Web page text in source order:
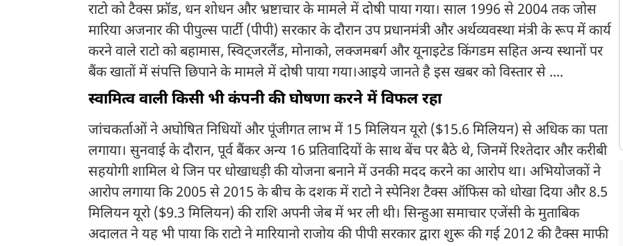
राटो को टैक्स फ्रॉड, धन शोधन और भ्रष्टाचार के मामले में दोषी पाया गया। साल 1996 से 2004 तक जोस
मारिया अजनार की पीपुल्स पार्टी (पीपी) सरकार के दौरान उप प्रधानमंत्री और अर्थव्यवस्था मंत्री के रूप में कार्य
करने वाले राटो को बहामास, स्विट्जरलैंड, मोनाको, लक्जमबर्ग और यूनाइटेड किंगडम सहित अन्य स्थानों पर
बैंक खातों में संपत्ति छिपाने के मामले में दोषी पाया गया।आइये जानते है इस खबर को विस्तार से ....
स्वामित्व वाली किसी भी कंपनी की घोषणा करने में विफल रहा
जांचकर्ताओं ने अघोषित निधियों और पूंजीगत लाभ में 15 मिलियन यूरो ($15.6 मिलियन) से अधिक का पता
लगाया। सुनवाई के दौरान, पूर्व बैंकर अन्य 16 प्रतिवादियों के साथ बेंच पर बैठे थे, जिनमें रिश्तेदार और करीबी
सहयोगी शामिल थे जिन पर धोखाधड़ी की योजना बनाने में उनकी मदद करने का आरोप था। अभियोजकों ने
आरोप लगाया कि 2005 से 2015 के बीच के दशक में राटो ने स्पेनिश टैक्स ऑफिस को धोखा दिया और 8.5
मिलियन यूरो ($9.3 मिलियन) की राशि अपनी जेब में भर ली थी। सिन्हुआ समाचार एजेंसी के मुताबिक
अदालत ने यह भी पाया कि राटो ने मारियानो राजोय की पीपी सरकार द्वारा शुरू की गई 2012 की टैक्स माफी